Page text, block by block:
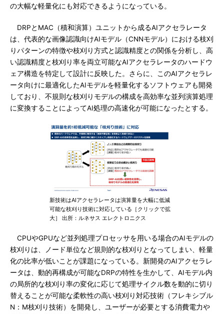
の大幅な軽量化にも対応できるようになっている。
DRPとMAC（積和演算）ユニットから成るAIアクセラレータ
は、代表的な画像認識向けAIモデル（CNNモデル）における枝刈
りパターンの特徴や枝刈り方式と認識精度との関係を分析し、高
い認識精度と枝刈り率を両立可能なAIアクセラレータのハードウ
ェア構造を特定して設計に反映した。さらに、このAIアクセラレ
ータ向けに最適化したAIモデルを軽量化するソフトウェアも開発
しており、不規則な枝刈りモデルの構成を高効率な並列演算処理
に変換することによってAI処理の高速化が可能になったとする。
新技術はAIアクセラレータは演算量を大幅に低減
可能な枝刈り技術に対応している［クリックで拡
大］ 出所：ルネサス エレクトロニクス
CPUやGPUなど並列処理プロセッサを用いる場合のAIモデルの
枝刈りは、ノード単位など規則的な枝刈りとなってしまい、軽量
化の比率が低いことが課題になっている。新開発のAIアクセラレ
ータは、動的再構成が可能なDRPの特性を生かして、AIモデル内
の局所的な枝刈り率の変化に応じて処理サイクル数を動的に切り
替えることが可能な柔軟性の高い枝刈り対応技術（フレキシブル
N：M枝刈り技術）を開発し、ユーザーが必要とする消費電力や